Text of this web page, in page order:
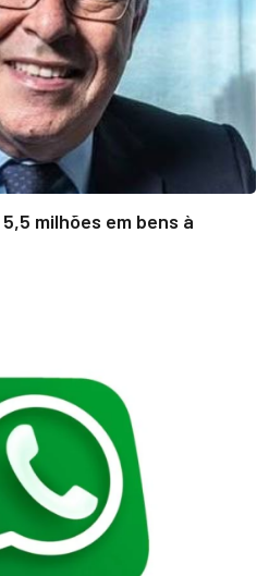
milhões em bens à